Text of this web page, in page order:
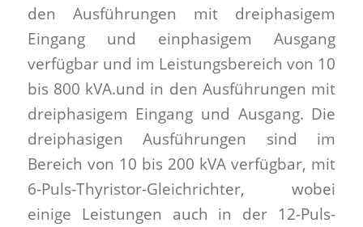
den Ausführungen mit dreiphasigem
Eingang und einphasigem Ausgang
verfügbar und im Leistungsbereich von 10
bis 800 kVA.und in den Ausführungen mit
dreiphasigem Eingang und Ausgang. Die
dreiphasigen Ausführungen sind im
Bereich von 10 bis 200 kVA verfügbar, mit
6-Puls-Thyristor-Gleichrichter, wobei
einige Leistungen auch in der 12-Puls-